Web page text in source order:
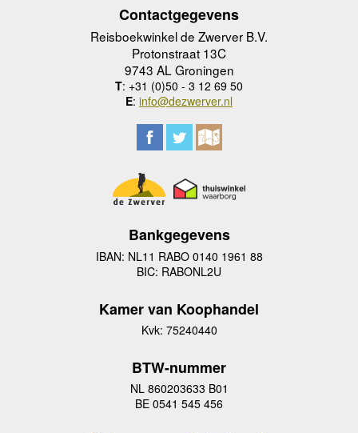
Contactgegevens
Reisboekwinkel de Zwerver B.V.
Protonstraat 13C
9743 AL Groningen
T: +31 (0)50 - 3 12 69 50
E: info@dezwerver.nl
Bankgegevens
IBAN: NL11 RABO 0140 1961 88
BIC: RABONL2U
Kamer van Koophandel
Kvk: 75240440
BTW-nummer
NL 860203633 B01
BE 0541 545 456